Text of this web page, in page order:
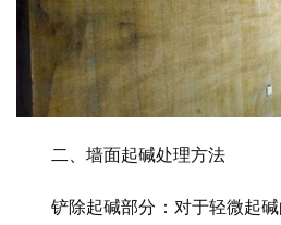
二、墙面起碱处理方法
铲除起碱部分：对于轻微起